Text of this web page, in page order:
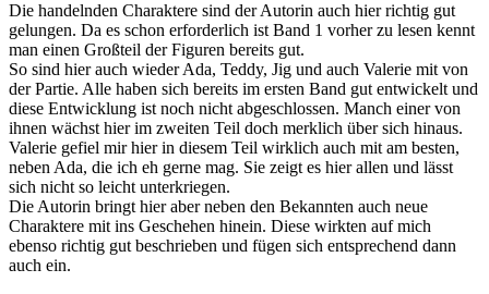
Die handelnden Charaktere sind der Autorin auch hier richtig gut
gelungen. Da es schon erforderlich ist Band 1 vorher zu lesen kennt
man einen Großteil der Figuren bereits gut.
So sind hier auch wieder Ada, Teddy, Jig und auch Valerie mit von
der Partie. Alle haben sich bereits im ersten Band gut entwickelt und
diese Entwicklung ist noch nicht abgeschlossen. Manch einer von
ihnen wächst hier im zweiten Teil doch merklich über sich hinaus.
Valerie gefiel mir hier in diesem Teil wirklich auch mit am besten,
neben Ada, die ich eh gerne mag. Sie zeigt es hier allen und lässt
sich nicht so leicht unterkriegen.
Die Autorin bringt hier aber neben den Bekannten auch neue
Charaktere mit ins Geschehen hinein. Diese wirkten auf mich
ebenso richtig gut beschrieben und fügen sich entsprechend dann
auch ein.